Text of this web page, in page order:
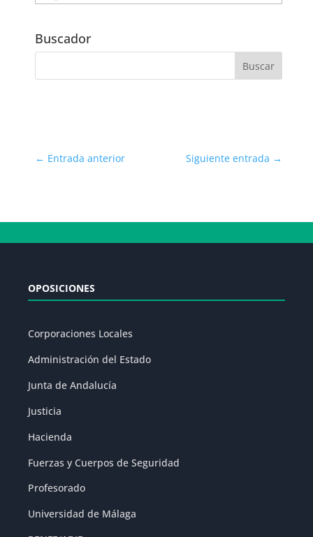
por
Buscador
← Entrada anterior Siguiente entrada →
OPOSICIONES
Corporaciones Locales
Administración del Estado
Junta de Andalucía
Justicia
Hacienda
Fuerzas y Cuerpos de Seguridad
Profesorado
Universidad de Málaga